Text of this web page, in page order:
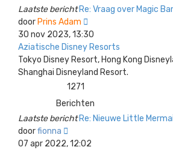
Laatste bericht Re: Vraag over Magic
door Prins Adam
laatste
bericht
30 nov 2023, 13:30
Aziatische Disney Resorts
Tokyo Disney Resort, Hong Kong
Shanghai Disneyland Resort.
1271
Berichten
Laatste bericht Re: Nieuwe Little
doorfionna
laatste
07 apr 2022, 12:02